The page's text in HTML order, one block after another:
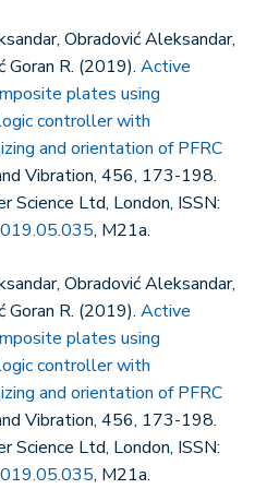
Obradović Aleksandar,
Goran R. (2019). Active
plates using
controller with
and orientation of PFRC
Vibration, 456, 173-198.
Science Ltd, London, ISSN:
, M21a.
Obradović Aleksandar,
Goran R. (2019). Active
plates using
controller with
and orientation of PFRC
Vibration, 456, 173-198.
Science Ltd, London, ISSN:
, M21a.